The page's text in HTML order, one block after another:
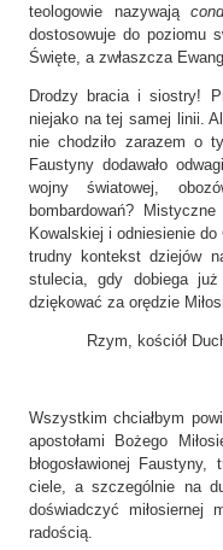
teologowie nazywają
dostosowuje do poziomu
Święte, a zwłaszcza
Drodzy bracia i siostry!
niejako na tej samej linii.
nie chodziło zarazem o
Faustyny dodawało
wojny światowej,
bombardowań? Mistyczne
Kowalskiej i odniesienie
trudny kontekst dziejów
stulecia, gdy dobiega
dziękować za orędzie
Rzym, kościół
Wszystkim chciałbym
apostołami Bożego
błogosławionej
ciele, a szczególnie na
doświadczyć miłosiernej
radością.